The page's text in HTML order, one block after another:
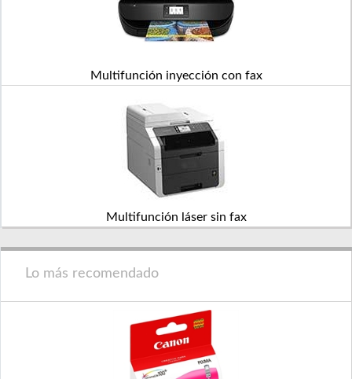
Multifunción inyección con fax
Multifunción láser sin fax
Lo más recomendado